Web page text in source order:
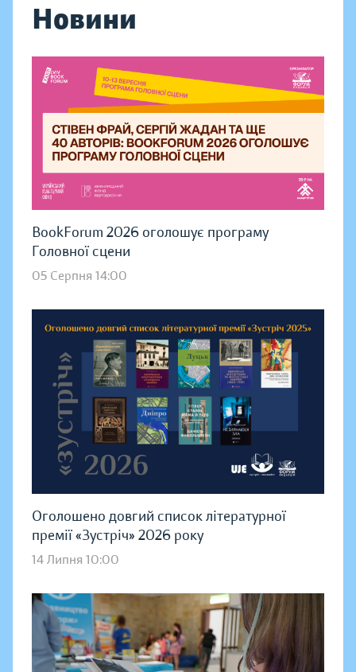
Новини
BookForum 2026 оголошує програму
Головної сцени
05 Серпня 14:00
Оголошено довгий список літературної
премії «Зустріч» 2026 року
14 Липня 10:00